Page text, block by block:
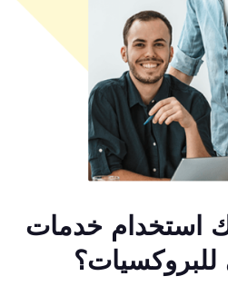
استخدام خدمات